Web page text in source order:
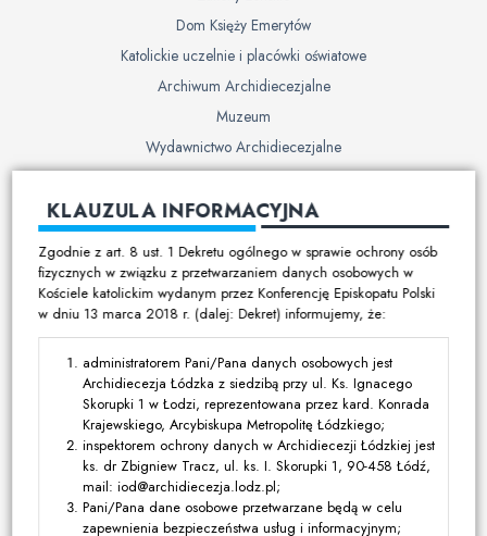
Dom Księży Emerytów
Katolickie uczelnie i placówki oświatowe
Archiwum Archidiecezjalne
Muzeum
Wydawnictwo Archidiecezjalne
Cmentarze
Duszpasterstwo
Program duszpasterski
Kalendarz pracy duszpasterskiej
Duszpasterstwo specjalistyczne
Ruchy i stowarzyszenia
Multimedia
Filmy
Zdjęcia
Media katolickie
KLAUZULA INFORMACYJNA
Zgodnie z art. 8 ust. 1 Dekretu ogólnego w sprawie ochrony osób
fizycznych w związku z przetwarzaniem danych osobowych w
Kościele katolickim wydanym przez Konferencję Episkopatu Polski
w dniu 13 marca 2018 r. (dalej: Dekret) informujemy, że:
administratorem Pani/Pana danych osobowych jest
Archidiecezja Łódzka z siedzibą przy ul. Ks. Ignacego
Skorupki 1 w Łodzi, reprezentowana przez kard. Konrada
Krajewskiego, Arcybiskupa Metropolitę Łódzkiego;
inspektorem ochrony danych w Archidiecezji Łódzkiej jest
ks. dr Zbigniew Tracz, ul. ks. I. Skorupki 1, 90-458 Łódź,
mail: iod@archidiecezja.lodz.pl;
Pani/Pana dane osobowe przetwarzane będą w celu
zapewnienia bezpieczeństwa usług i informacyjnym;